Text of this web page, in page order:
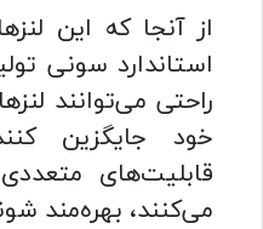
استاندارد سونی
راحتی می‌توانند
خود جایگزین
قابلیت‌های
می‌کنند، بهره‌مند